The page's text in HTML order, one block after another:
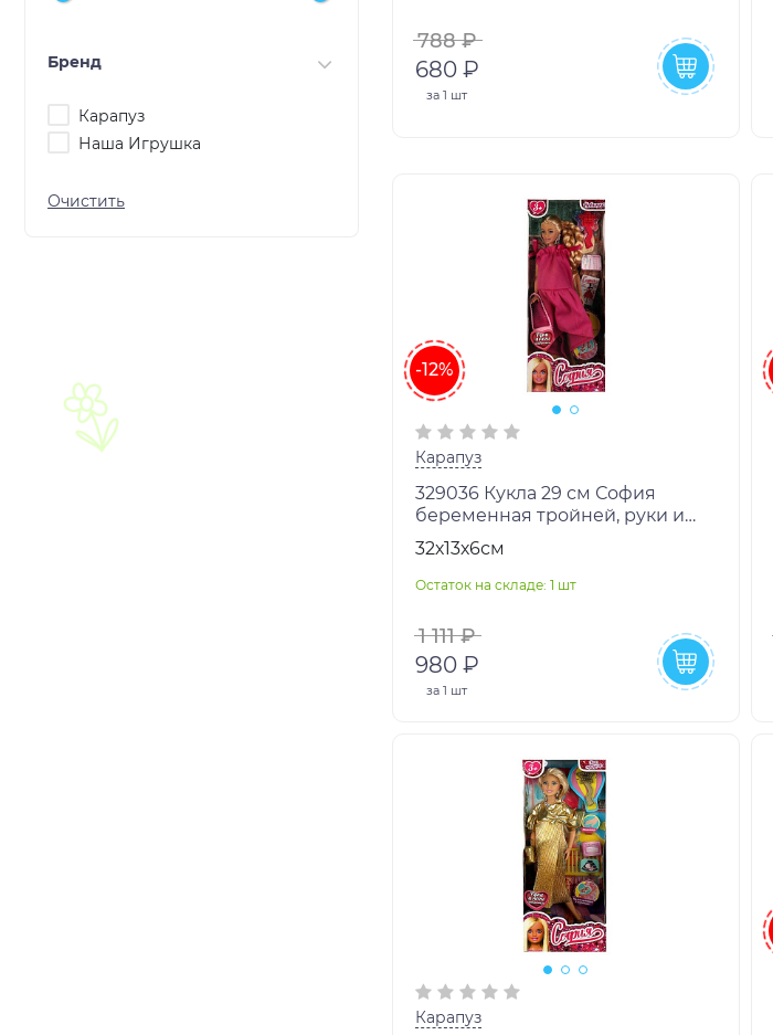
Бренд
Карапуз
Наша Игрушка
788 ₽
680 ₽
за 1 шт
-12%
Карапуз
329036 Кукла 29 см София
беременная тройней, руки и
ноги сгиб, акс, кор КАРАПУЗ в
кор.24шт
32х13х6см
Остаток на складе: 1 шт
1 111 ₽
980 ₽
за 1 шт
Карапуз